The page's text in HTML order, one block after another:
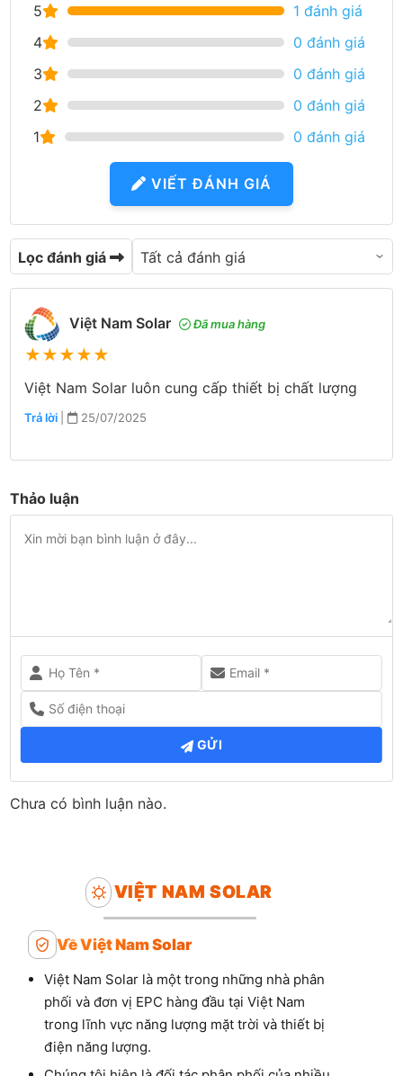
5
1 đánh giá
4
0 đánh giá
3
0 đánh giá
2
0 đánh giá
1
0 đánh giá
VIẾT ĐÁNH GIÁ
Lọc đánh giá
Việt Nam Solar Đã mua hàng
★★★★★
Việt Nam Solar luôn cung cấp thiết bị chất lượng
Trả lời | 25/07/2025
Thảo luận
GỬI
Chưa có bình luận nào.
VIỆT NAM SOLAR
Về Việt Nam Solar
Việt Nam Solar là một trong những nhà phân
phối và đơn vị EPC hàng đầu tại Việt Nam
trong lĩnh vực năng lượng mặt trời và thiết bị
điện năng lượng.